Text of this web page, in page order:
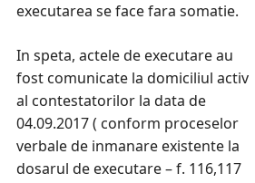
executarea se face fara somatie.
In speta, actele de executare au
fost comunicate la domiciliul activ
al contestatorilor la data de
04.09.2017 ( conform proceselor
verbale de inmanare existente la
dosarul de executare – f. 116,117